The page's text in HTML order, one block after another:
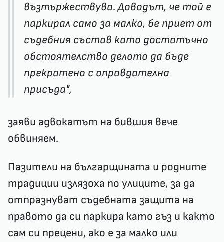
възтържествува. Доводът, че той е
паркирал само за малко, бе приет от
съдебния състав като достатъчно
обстоятелство делото да бъде
прекратено с оправдателна
присъда",
заяви адвокатът на бившия вече
обвиняем.
Пазители на българщината и родните
традиции излязоха по улиците, за да
отпразнуват съдебната защита на
правото да си паркира като гъз и както
сам си прецени, ако е за малко или